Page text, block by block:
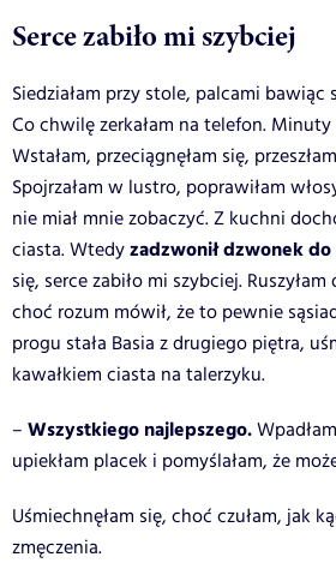
Serce zabiło mi szybciej
Siedziałam przy stole, palcami bawiąc
Co chwilę zerkałam na telefon.
Wstałam, przeciągnęłam się,
Spojrzałam w lustro, poprawiłam
nie miał mnie zobaczyć. Z kuchni
ciasta.Wtedyzadzwonił dzwonek
się, serce zabiło mi szybciej.
choć rozum mówił, że to pewnie
progu stała Basia z drugiego piętra,
kawałkiem ciasta na talerzyku.
– Wszystkiego najlepszego.
upiekłam placek i pomyślałam, że
Uśmiechnęłam się, choć czułam, jak
zmęczenia.